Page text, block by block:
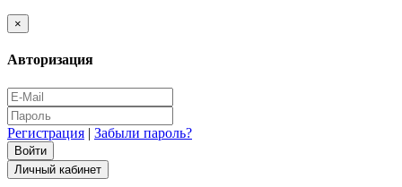
×
Авторизация
Регистрация | Забыли пароль?
Личный кабинет